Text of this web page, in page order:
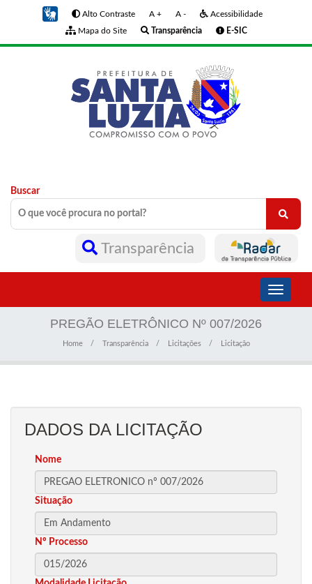
Alto Contraste A + A -
Acessibilidade
Mapa do Site
Transparência E-SIC
Buscar
Transparência
Toggle
PREGÃO ELETRÔNICO Nº 007/2026
Home Transparência Licitações Licitação
DADOS DA LICITAÇÃO
Nome
Situação
Nº Processo